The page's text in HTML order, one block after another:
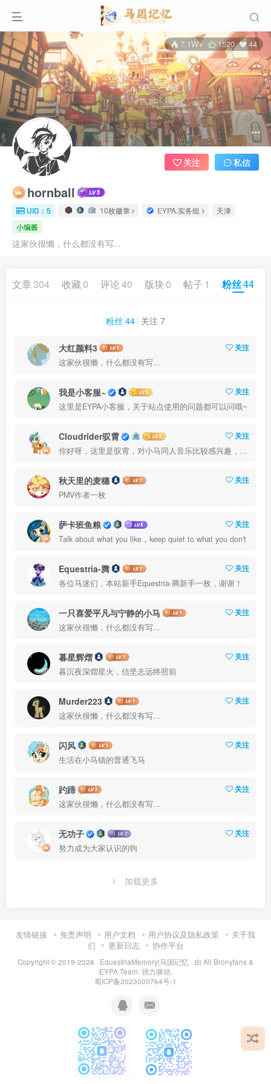
7.1W+ 1520 44
hornball
UID：5 10枚徽章 EYPA.实务组
天津
小编酱
这家伙很懒，什么都没有写...
关注 私信
文章304 收藏 0 评论40 版块 0 帖子 1 粉丝44
粉丝 44 关注 7
大红颜料3
关注
这家伙很懒，什么都没有写...
我是小客服~
关注
这里是EYPA小客服，关于站点使用的问题都可以问哦~
Cloudrider驭霄
关注
你好呀，这里是驭霄，对小马同人音乐比较感兴趣，会持续上传同人资源哦
秋天里的麦穗
关注
PMV作者一枚
萨卡班鱼粮
关注
Talk about what you like，keep quiet to what you don't
Equestria-腾
关注
各位马迷们，本站新手Equestria-腾新手一枚，谢谢！
一只喜爱平凡与宁静的小马
关注
这家伙很懒，什么都没有写...
暮星辉熠
关注
暮沉夜深熠星火，信坚志远终照前
Murder223
关注
这家伙很懒，什么都没有写...
闪风
关注
生活在小马镇的普通飞马
趵蹄
关注
这家伙很懒，什么都没有写...
无功子
关注
努力成为大家认识的驹
加载更多
友情链接 免责声明 用户文档 用户协议及隐私政策
关于我
们
更新日志 协作平台
Copyright © 2019-2026 · EquestriaMemory|马国记忆 · 由 All Bronyfans &
EYPA Team. 强力驱动.
蜀ICP备2023000764号-1